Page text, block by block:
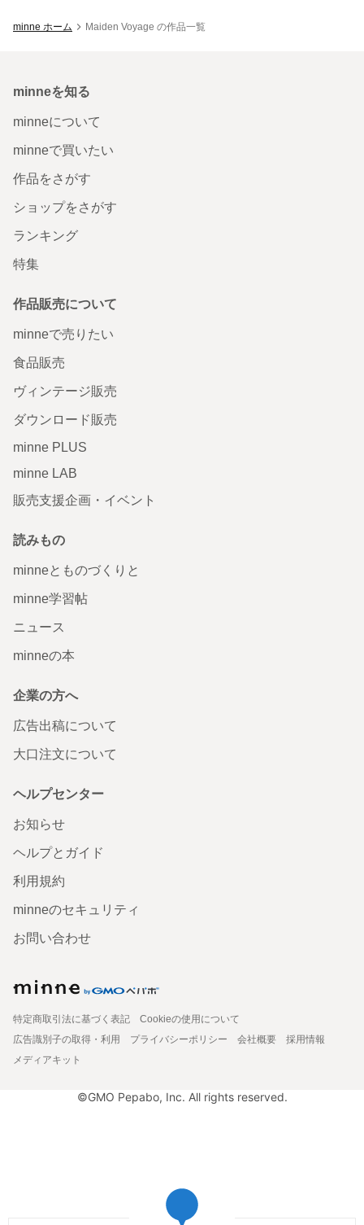
minne ホーム Maiden Voyage の作品一覧
minneを知る
minneについて
minneで買いたい
作品をさがす
ショップをさがす
ランキング
特集
作品販売について
minneで売りたい
食品販売
ヴィンテージ販売
ダウンロード販売
minne PLUS
minne LAB
販売支援企画・イベント
読みもの
minneとものづくりと
minne学習帖
ニュース
minneの本
企業の方へ
広告出稿について
大口注文について
ヘルプセンター
お知らせ
ヘルプとガイド
利用規約
minneのセキュリティ
お問い合わせ
特定商取引法に基づく表記
Cookieの使用について
広告識別子の取得・利用
プライバシーポリシー 会社概要
採用情報
メディアキット
©GMO Pepabo, Inc. All rights reserved.